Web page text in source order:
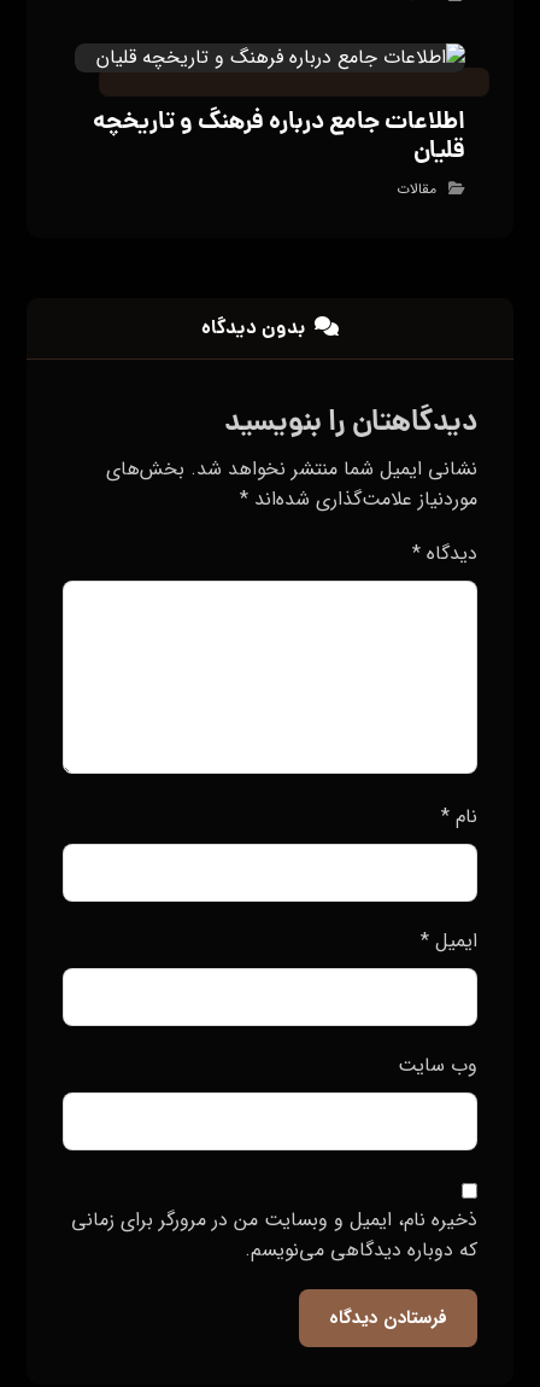
اطلاعات جامع درباره فرهنگ و تاریخچه
قلیان
مقالات
بدون دیدگاه
دیدگاهتان را بنویسید
نشانی ایمیل شما منتشر نخواهد شد. بخش‌های
موردنیاز علامت‌گذاری شده‌اند*
دیدگاه*
نام*
ایمیل*
وب‌ سایت
ذخیره نام، ایمیل و وبسایت من در مرورگر برای زمانی
که دوباره دیدگاهی می‌نویسم.
فرستادن دیدگاه